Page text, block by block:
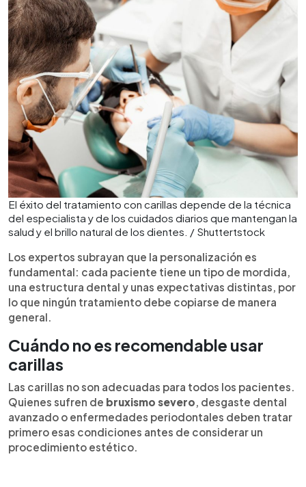
El éxito del tratamiento con carillas depende de la técnica
del especialista y de los cuidados diarios que mantengan la
salud y el brillo natural de los dientes. / Shuttertstock
Los expertos subrayan que la personalización es
fundamental: cada paciente tiene un tipo de mordida,
una estructura dental y unas expectativas distintas, por
lo que ningún tratamiento debe copiarse de manera
general.
Cuándo no es recomendable usar
carillas
Las carillas no son adecuadas para todos los pacientes.
Quienes sufren de bruxismo severo, desgaste dental
avanzado o enfermedades periodontales deben tratar
primero esas condiciones antes de considerar un
procedimiento estético.